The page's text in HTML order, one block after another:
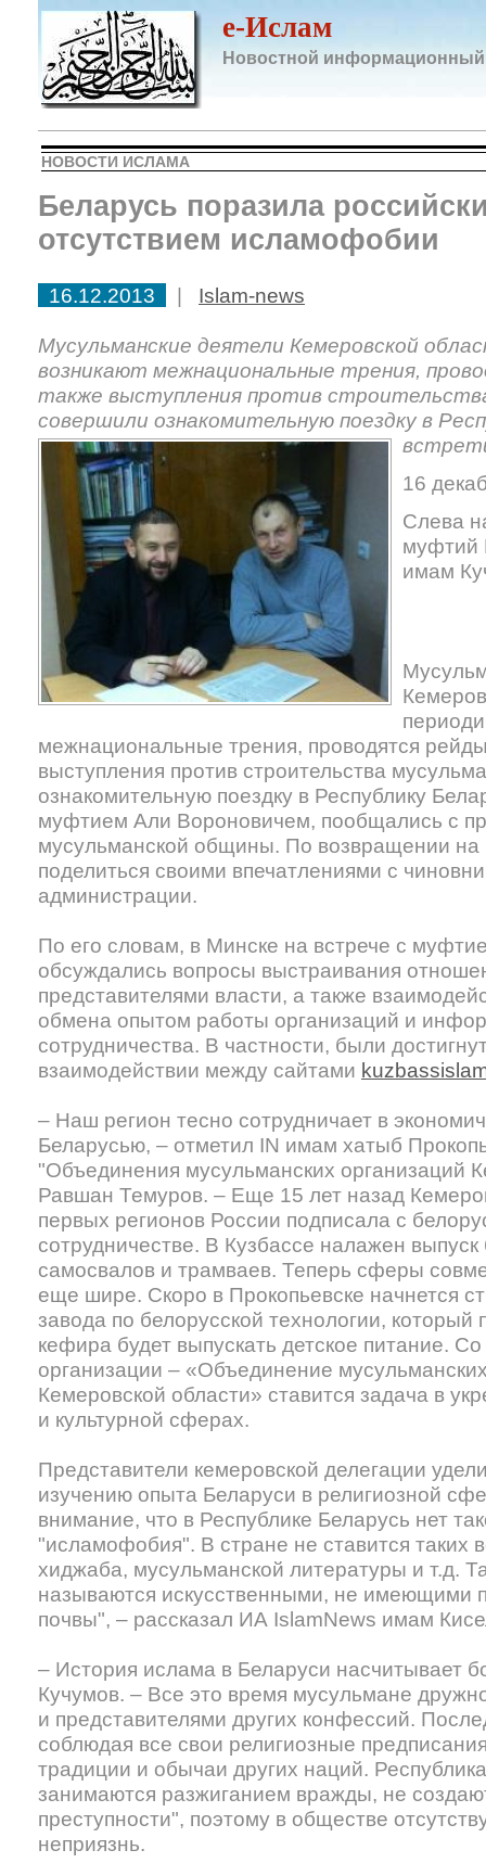
e-Ислам
Новостной информационный
НОВОСТИ ИСЛАМА
Беларусь поразила
отсутствием исламофобии
16.12.2013 | Islam-news
Мусульманские деятели Кемеровской
возникают межнациональные трения,
также выступления против
совершили ознакомительную поездку в
16
Слева
муфтий
имам
межнациональные трения, проводятся
выступления против строительства
ознакомительную поездку в Республику
муфтием Али Вороновичем, пообщались с
мусульманской общины. По возвращении
поделиться своими впечатлениями с
администрации.
По его словам, в Минске на встрече с
обсуждались вопросы выстраивания
представителями власти, а также
обмена опытом работы организаций и
сотрудничества. В частности, были
взаимодействии между сайтами
– Наш регион тесно сотрудничает в
Беларусью, – отметил IN имам хатыб
"Объединения мусульманских организаций
Равшан Темуров. – Еще 15 лет назад
первых регионов России подписала с
сотрудничестве. В Кузбассе налажен
самосвалов и трамваев. Теперь сферы
еще шире. Скоро в Прокопьевске начнется
завода по белорусской технологии,
кефира будет выпускать детское питание.
организации – «Объединение
Кемеровской области» ставится задача в
и культурной сферах.
Представители кемеровской делегации
изучению опыта Беларуси в религиозной
внимание, что в Республике Беларусь нет
"исламофобия". В стране не ставится таких
хиджаба, мусульманской литературы и т.д.
называются искусственными, не имеющими
почвы", – рассказал ИА IslamNews имам
– История ислама в Беларуси насчитывает
Кучумов. – Все это время мусульмане
и представителями других конфессий.
соблюдая все свои религиозные
традиции и обычаи других наций.
занимаются разжиганием вражды, не
преступности", поэтому в обществе
неприязнь.